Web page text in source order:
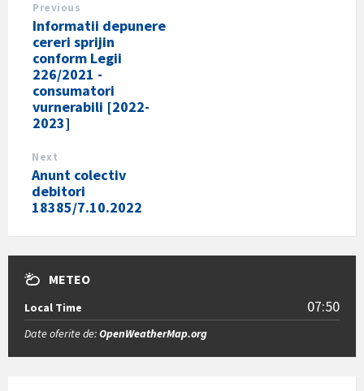
Previous
Informatii depunere
cereri sprijin
conform Legii
226/2021 -
consumatori
vurnerabili [2022-
2023]
Next
Anunt colectiv
debitori
18385/7.10.2022
METEO
Local Time 07:50
Date oferite de:OpenWeatherMap.org